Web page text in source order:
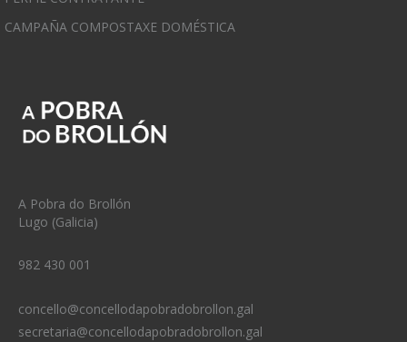
CAMPAÑA COMPOSTAXE DOMÉSTICA
A Pobra do Brollón
Lugo (Galicia)
982 430 001
concello@concellodapobradobrollon.gal
secretaria@concellodapobradobrollon.gal